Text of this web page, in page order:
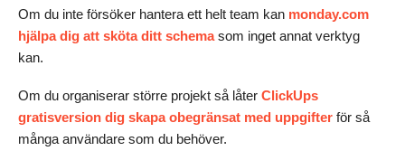
Om du inte försöker hantera ett helt team kan monday.com
hjälpa dig att sköta ditt schemasom inget annat verktyg
kan.
Om du organiserar större projekt så låter ClickUps
gratisversion dig skapa obegränsat med uppgifter för så
många användare som du behöver.